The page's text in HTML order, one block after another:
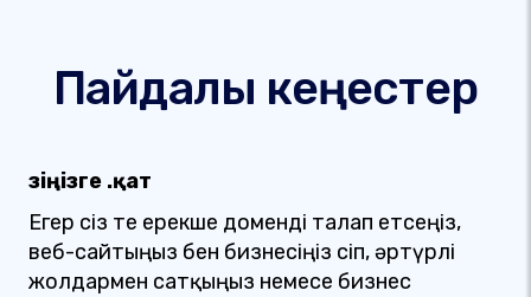
Пайдалы кеңестер
Өзіңізге .қат
Егер сіз өте ерекше доменді талап етсеңіз,
веб-сайтыңыз бен бизнесіңіз өсіп, әртүрлі
жолдармен сатқыңыз немесе бизнес